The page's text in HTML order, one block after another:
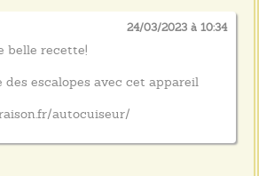
24/03/2023 à 10:34
belle recette!
des escalopes avec cet appareil
autocuiseur/